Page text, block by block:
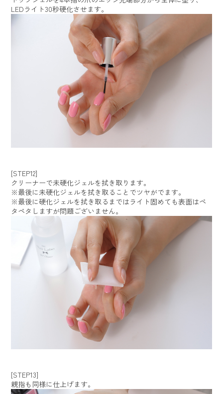
LEDライト30秒硬化させます。
[STEP12]
クリーナーで未硬化ジェルを拭き取ります。
※最後に未硬化ジェルを拭き取ることでツヤがでます。
※最後に硬化ジェルを拭き取るまではライト固めても表面はペ
タペタしますが問題ございません。
[STEP13]
親指も同様に仕上げます。